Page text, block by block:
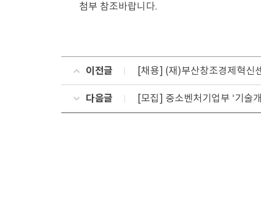
첨부 참조바랍니다.
이전글 [채용] (재)부산창조경제혁신
다음글 [모집] 중소벤처기업부 ‘기술